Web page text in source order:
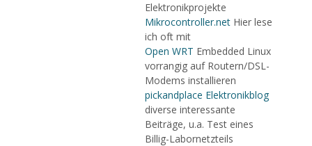
Elektronikprojekte
Mikrocontroller.netHier lese
ich oft mit
Open WRT Embedded Linux
vorrangig auf Routern/DSL-
Modems installieren
pickandplace Elektronikblog
diverse interessante
Beiträge, u.a. Test eines
Billig-Labornetzteils